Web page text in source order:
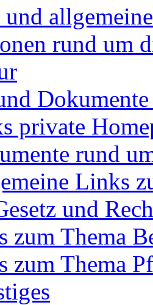
und
rund um
private
rund
Links
und
zum Thema
zum Thema